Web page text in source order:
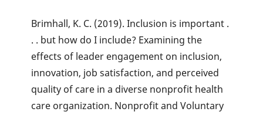
Brimhall, K. C. (2019). Inclusion is important .
. . but how do I include? Examining the
effects of leader engagement on inclusion,
innovation, job satisfaction, and perceived
quality of care in a diverse nonprofit health
care organization. Nonprofit and Voluntary